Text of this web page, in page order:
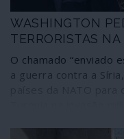
WASHINGTON
TERRORISTAS NA
O chamado “enviado
a guerra contra a
Jeffrey, Washington